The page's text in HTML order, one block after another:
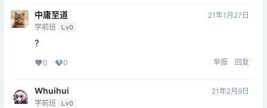
中庸至道
学前班 Lv0
21年1月27日
?
0 0 举报 回复
Whuihui
学前班 Lv0
21年2月9日